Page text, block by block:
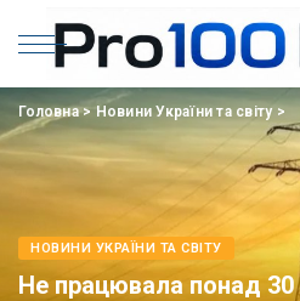
Головна> Новини України та світу >
НОВИНИ УКРАЇНИ ТА СВІТУ
Не працювала понад 30